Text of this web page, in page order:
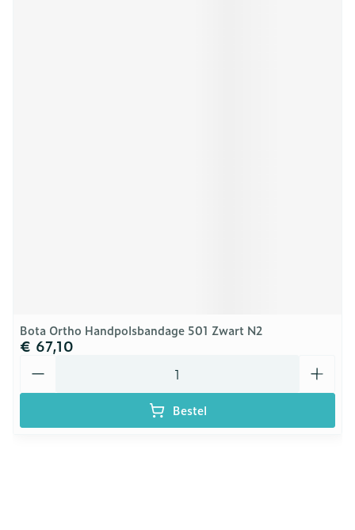
Bota Ortho Handpolsbandage 501 Zwart N2
€ 67,10
Bestel